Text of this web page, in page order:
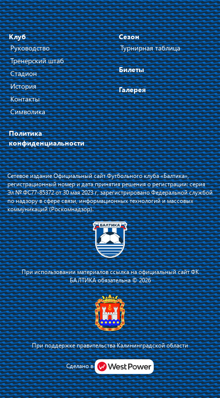
Я соглашаюсь с тем, что владелец сайта использует файлы cookie для
повышения удобства работы на сайте и сервис Яндекс.Метрика. Оставаясь
на сайте, я соглашаюсь сполитикой их применения.
Принять
Клуб
Руководство
Тренерский штаб
Стадион
История
Контакты
Символика
Политика
конфиденциальности
Сезон
Турнирная таблица
Билеты
Галерея
Сетевое издание Официальный сайт Футбольного клуба «Балтика»,
регистрационный номер и дата принятия решения о регистрации: серия
Эл № ФС77-85372 от 30 мая 2023 г, зарегистрировано Федеральной службой
по надзору в сфере связи, информационных технологий и массовых
коммуникаций (Роскомнадзор).
При использовании материалов ссылка на официальный сайт ФК
БАЛТИКА обязательна © 2026
При поддержке правительства Калининградской области
Сделано в